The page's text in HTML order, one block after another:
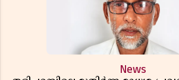
News